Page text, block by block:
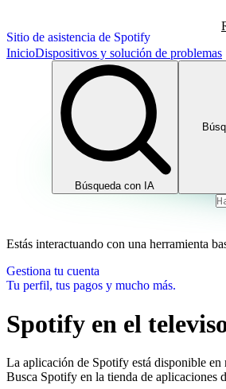
Sitio de asistencia de Spotify
InicioDispositivos y solución de problemas
Búsqueda con IA
Estás interactuando con una herramienta
Gestiona tu cuenta
Tu perfil, tus pagos y mucho más.
Spotify en el
La aplicación de Spotify está disponible en
Busca Spotify en la tienda de aplicaciones